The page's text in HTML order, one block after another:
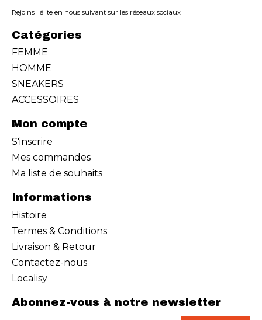
Rejoins l'élite en nous suivant sur les réseaux sociaux
Catégories
FEMME
HOMME
SNEAKERS
ACCESSOIRES
Mon compte
S'inscrire
Mes commandes
Ma liste de souhaits
Informations
Histoire
Termes & Conditions
Livraison & Retour
Contactez-nous
Localisy
Abonnez-vous à notre newsletter